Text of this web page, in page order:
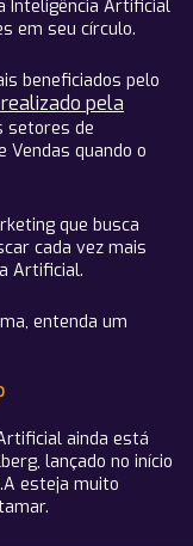
Inteligência Artificial
em seu círculo.
beneficiados pelo
realizado pela
setores de
Vendas quando o
que busca
cada vez mais
Artificial.
entenda um
ainda está
lançado no início
esteja muito